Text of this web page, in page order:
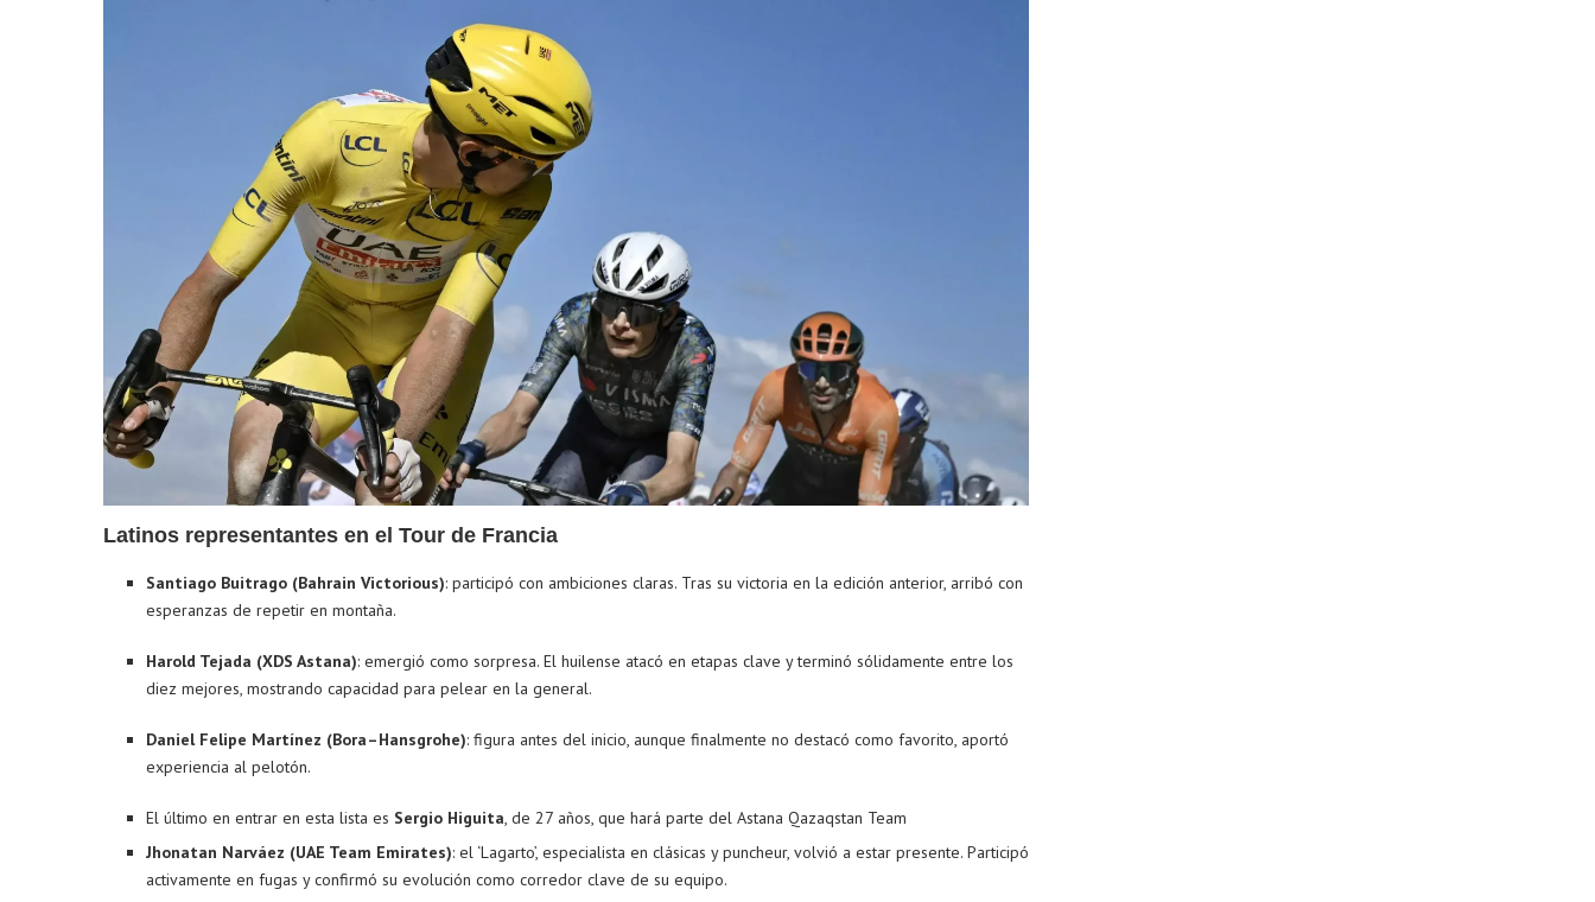
Latinos representantes en el Tour de Francia
Santiago Buitrago (Bahrain Victorious): participó con ambiciones claras. Tras su victoria en la edición anterior, arribó con
esperanzas de repetir en montaña.
Harold Tejada (XDS Astana): emergió como sorpresa. El huilense atacó en etapas clave y terminó sólidamente entre los
diez mejores, mostrando capacidad para pelear en la general.
Daniel Felipe Martínez (Bora–Hansgrohe): figura antes del inicio, aunque finalmente no destacó como favorito, aportó
experiencia al pelotón.
El último en entrar en esta lista es Sergio Higuita, de 27 años, que hará parte del Astana Qazaqstan Team
Jhonatan Narváez (UAE Team Emirates): el ‘Lagarto’, especialista en clásicas y puncheur, volvió a estar presente. Participó
activamente en fugas y confirmó su evolución como corredor clave de su equipo.